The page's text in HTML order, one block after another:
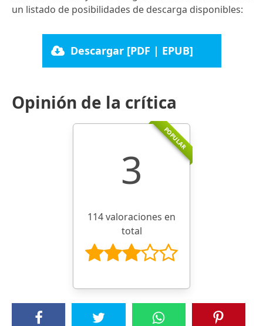
un listado de posibilidades de descarga disponibles:
Descargar [PDF | EPUB]
Opinión de la crítica
POPULAR
3
114 valoraciones en
total